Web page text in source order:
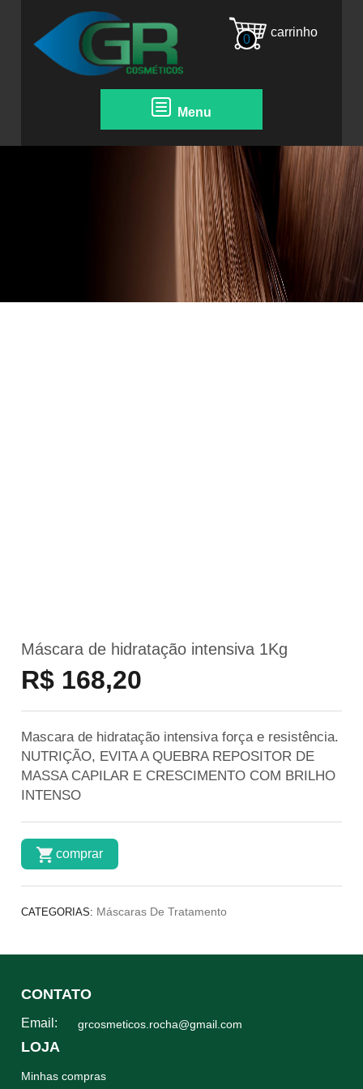
0
carrinho
Menu
Máscara de hidratação intensiva 1Kg
R$ 168,20
Mascara de hidratação intensiva força e resistência.
NUTRIÇÃO, EVITA A QUEBRA REPOSITOR DE
MASSA CAPILAR E CRESCIMENTO COM BRILHO
INTENSO
comprar
CATEGORIAS: Máscaras De Tratamento
CONTATO
Email: grcosmeticos.rocha@gmail.com
LOJA
Minhas compras